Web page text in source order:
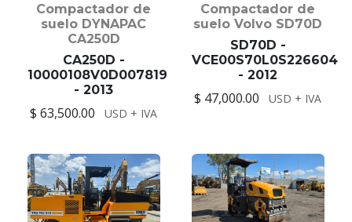
Compactador de
suelo DYNAPAC
CA250D
CA250D -
10000108V0D007819
- 2013
$ 63,500.00 USD + IVA
Compactador de
suelo Volvo SD70D
SD70D -
VCE00S70L0S226604
- 2012
$ 47,000.00 USD + IVA